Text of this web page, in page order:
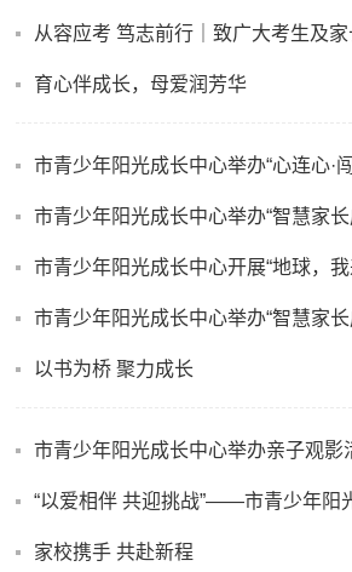
从容应考 笃志前行｜致广大考生及
育心伴成长，母爱润芳华
市青少年阳光成长中心举办“心连心·
市青少年阳光成长中心举办“智慧家
市青少年阳光成长中心开展“地球，
市青少年阳光成长中心举办“智慧家
以书为桥 聚力成长
市青少年阳光成长中心举办亲子观影
“以爱相伴 共迎挑战”——市青少年阳
家校携手 共赴新程